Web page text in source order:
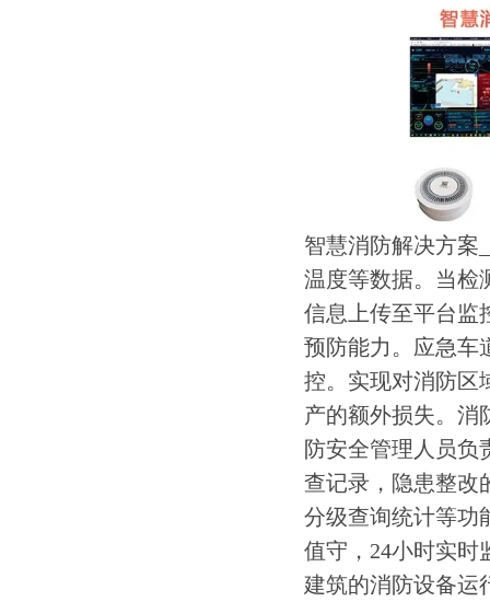
智慧消防解决方案
温度等数据。当检
信息上传至平台监
预防能力。应急车
控。实现对消防区
产的额外损失。消
防安全管理人员负
查记录，隐患整改
分级查询统计等功
值守，24小时实时
建筑的消防设备运